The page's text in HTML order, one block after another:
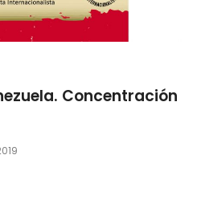
Concentración